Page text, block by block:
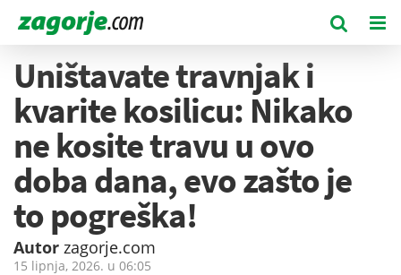
Uništavate travnjak i
kvarite kosilicu: Nikako
ne kosite travu u ovo
doba dana, evo zašto je
to pogreška!
Autor zagorje.com
15 lipnja, 2026. u 06:05